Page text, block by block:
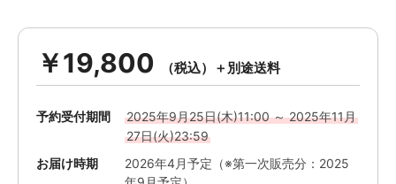
￥19,800
予約受付期間
2025年9月25日(木)11:00 ～ 2025年11月
27日(火)23:59
お届け時期
2026年4月予定（※第一次販売分：2025